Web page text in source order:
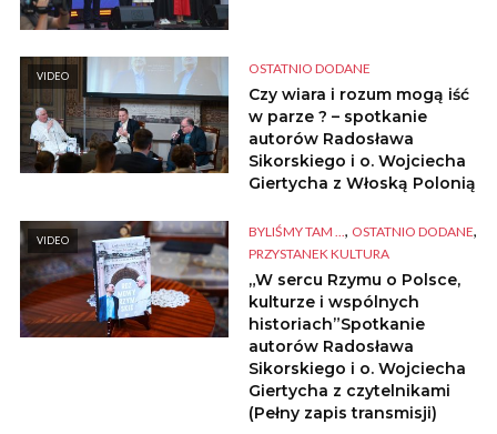
VIDEO
OSTATNIO DODANE
Czy wiara i rozum mogą iść
w parze ? – spotkanie
autorów Radosława
Sikorskiego i o. Wojciecha
Giertycha z Włoską Polonią
VIDEO
BYLIŚMY TAM ..., OSTATNIO DODANE,
PRZYSTANEK KULTURA
„W sercu Rzymu o Polsce,
kulturze i wspólnych
historiach”Spotkanie
autorów Radosława
Sikorskiego i o. Wojciecha
Giertycha z czytelnikami
(Pełny zapis transmisji)